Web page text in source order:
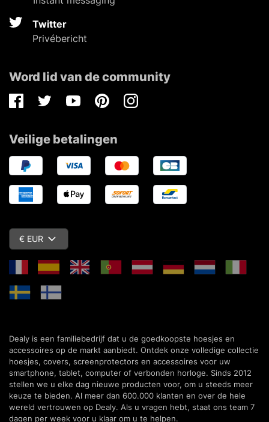
Twitter
Privébericht
Word lid van de community
FacebookTwitterYoutubePinterestInstagram
Veilige betalingen
€ EUR
Dealy is een familiebedrijf dat u de goedkoopste hoesjes en
accessoires op de markt aanbiedt. Ontdek onze volledige collectie
hoesjes, covers, screenprotectors en accessoires voor uw
smartphone, tablet, computer of verbonden horloge. Sinds 2012
stellen we u elke dag nieuwe producten voor, om u steeds meer
keuze te bieden. Al meer dan 600.000 klanten en over de hele
wereld vertrouwen op Dealy. Als u vragen hebt, staat ons team 7
dagen per week voor u klaar om u te helpen.